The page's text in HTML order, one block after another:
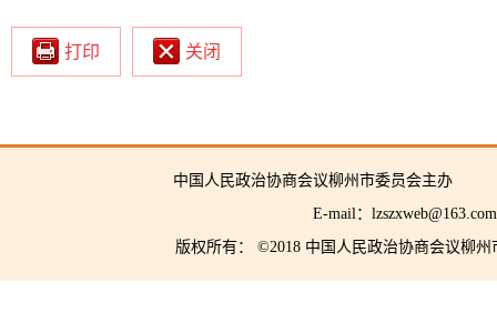
打印 关闭
中国人民政治协商会议柳州市委员会
E-mail：
版权所有： ©2018 中国人民政治协